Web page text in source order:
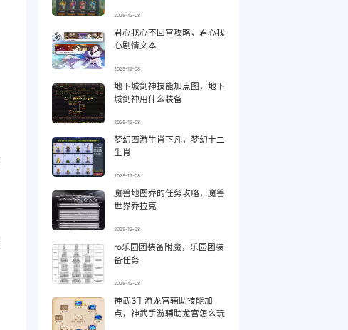
2025-12-08
君心我心不回宫攻略，君心我
心剧情文本
2025-12-08
地下城剑神技能加点图，地下
城剑神用什么装备
2025-12-08
梦幻西游生肖下凡，梦幻十二
生肖
2025-12-08
魔兽地图乔的任务攻略，魔兽
世界乔拉克
2025-12-08
ro乐园团装备附魔，乐园团装
备任务
2025-12-08
神武3手游龙宫辅助技能加
点，神武手游辅助龙宫怎么玩